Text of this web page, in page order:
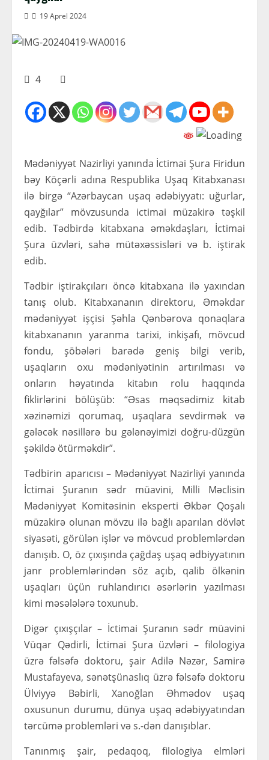
19 Aprel 2024
4
Mədəniyyət Nazirliyi yanında İctimai Şura Firidun
bəy Köçərli adına Respublika Uşaq Kitabxanası
ilə birgə “Azərbaycan uşaq ədəbiyyatı: uğurlar,
qayğılar” mövzusunda ictimai müzakirə təşkil
edib. Tədbirdə kitabxana əməkdaşları, İctimai
Şura üzvləri, sahə mütəxəssisləri və b. iştirak
edib.
Tədbir iştirakçıları öncə kitabxana ilə yaxından
tanış olub. Kitabxananın direktoru, Əməkdar
mədəniyyət işçisi Şəhla Qənbərova qonaqlara
kitabxananın yaranma tarixi, inkişafı, mövcud
fondu, şöbələri barədə geniş bilgi verib,
uşaqların oxu mədəniyətinin artırılması və
onların həyatında kitabın rolu haqqında
fiklirlərini bölüşüb: “Əsas məqsədimiz kitab
xəzinəmizi qorumaq, uşaqlara sevdirmək və
gələcək nəsillərə bu gələnəyimizi doğru-düzgün
şəkildə ötürməkdir”.
Tədbirin aparıcısı – Mədəniyyət Nazirliyi yanında
İctimai Şuranın sədr müavini, Milli Məclisin
Mədəniyyət Komitəsinin eksperti Əkbər Qoşalı
müzakirə olunan mövzu ilə bağlı aparılan dövlət
siyasəti, görülən işlər və mövcud problemlərdən
danışıb. O, öz çıxışında çağdaş uşaq ədbiyyatının
janr problemlərindən söz açıb, qalib ölkənin
uşaqları üçün ruhlandırıcı əsərlərin yazılması
kimi məsələlərə toxunub.
Digər çıxışçılar – İctimai Şuranın sədr müavini
Vüqar Qədirli, İctimai Şura üzvləri – filologiya
üzrə fəlsəfə doktoru, şair Adilə Nəzər, Samirə
Mustafayeva, sənətşünaslıq üzrə fəlsəfə doktoru
Ülviyyə Bəbirli, Xanoğlan Əhmədov uşaq
oxusunun durumu, dünya uşaq ədəbiyyatından
tərcümə problemləri və s.-dən danışıblar.
Tanınmış şair, pedaqoq, filologiya elmləri